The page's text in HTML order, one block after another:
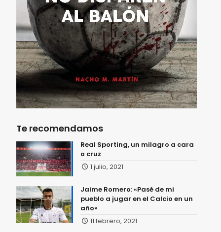
Te recomendamos
Real Sporting, un milagro a cara
o cruz
1 julio, 2021
Jaime Romero: «Pasé de mi
pueblo a jugar en el Calcio en un
año»
11 febrero, 2021